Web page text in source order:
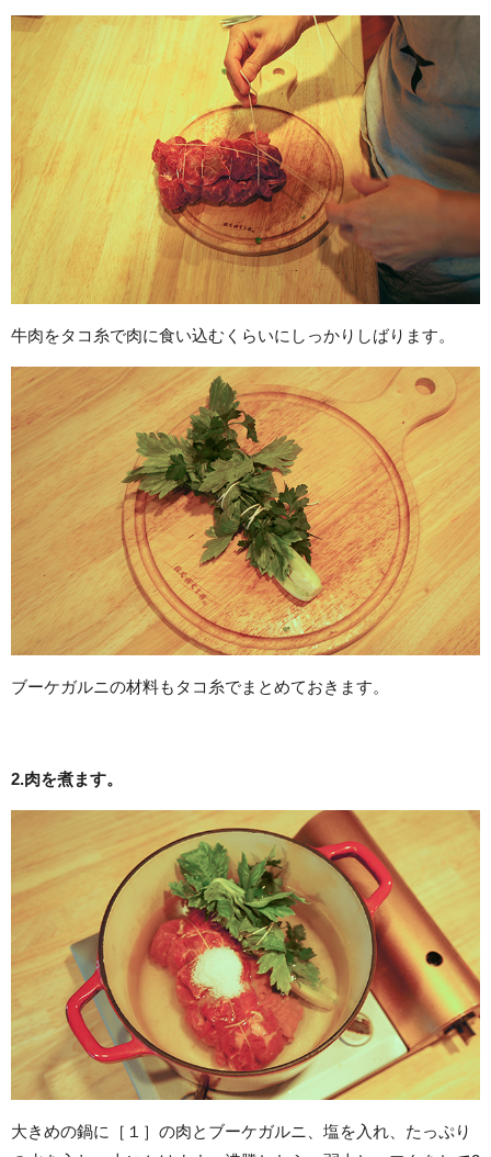
牛肉をタコ糸で肉に食い込むくらいにしっかりしばります。
ブーケガルニの材料もタコ糸でまとめておきます。
2.肉を煮ます。
大きめの鍋に［１］の肉とブーケガルニ、塩を入れ、たっぷり